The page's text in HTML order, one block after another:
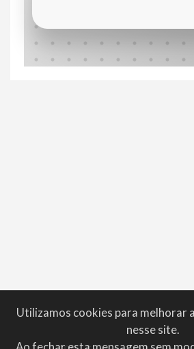
Utilizamos cookies para melhorar
nesse site.